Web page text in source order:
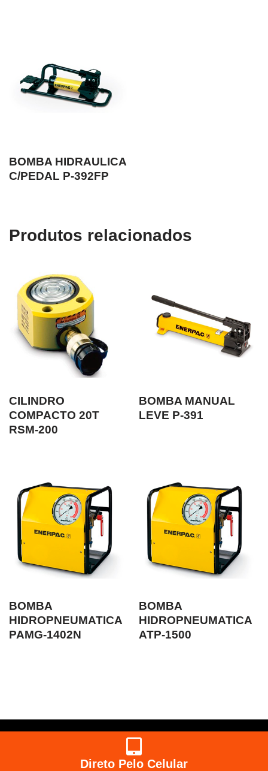
BOMBA HIDRAULICA
C/PEDAL P-392FP
Produtos relacionados
CILINDRO
COMPACTO 20T
RSM-200
BOMBA MANUAL
LEVE P-391
BOMBA
HIDROPNEUMATICA
PAMG-1402N
BOMBA
HIDROPNEUMATICA
ATP-1500
Direto Pelo Celular